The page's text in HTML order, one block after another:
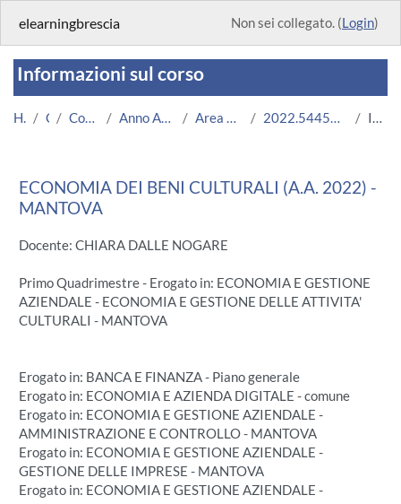
elearningbrescia Non sei collegato. (Login)
Informazioni sul corso
Home Corsi Corsi Istituzionali Anno Accademico 2022/2023 Area Economico-Statistica 2022.54451.2019.555.A004847.N0_8374 Introduzione
ECONOMIA DEI BENI CULTURALI (A.A. 2022) -
MANTOVA
Docente: CHIARA DALLE NOGARE
Primo Quadrimestre - Erogato in: ECONOMIA E GESTIONE
AZIENDALE - ECONOMIA E GESTIONE DELLE ATTIVITA'
CULTURALI - MANTOVA
Erogato in: BANCA E FINANZA - Piano generale
Erogato in: ECONOMIA E AZIENDA DIGITALE - comune
Erogato in: ECONOMIA E GESTIONE AZIENDALE -
AMMINISTRAZIONE E CONTROLLO - MANTOVA
Erogato in: ECONOMIA E GESTIONE AZIENDALE -
GESTIONE DELLE IMPRESE - MANTOVA
Erogato in: ECONOMIA E GESTIONE AZIENDALE -